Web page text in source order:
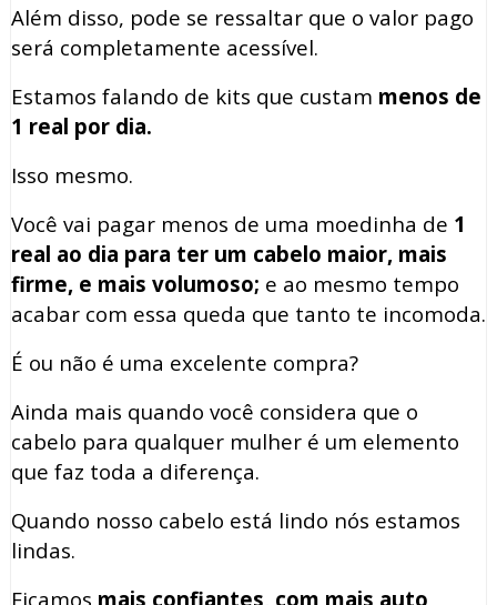
Além disso, pode se ressaltar que o valor pago
será completamente acessível.
Estamos falando de kits que custam menos de
1 real por dia.
Isso mesmo.
Você vai pagar menos de uma moedinha de 1
real ao dia para ter um cabelo maior, mais
firme, e mais volumoso; e ao mesmo tempo
acabar com essa queda que tanto te incomoda.
É ou não é uma excelente compra?
Ainda mais quando você considera que o
cabelo para qualquer mulher é um elemento
que faz toda a diferença.
Quando nosso cabelo está lindo nós estamos
lindas.
Ficamos mais confiantes, com mais auto